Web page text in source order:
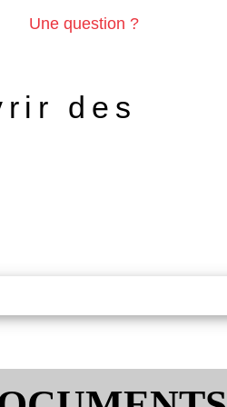
Une question ?
des